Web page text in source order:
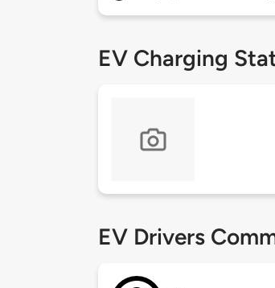
EV Charging
EV Drivers